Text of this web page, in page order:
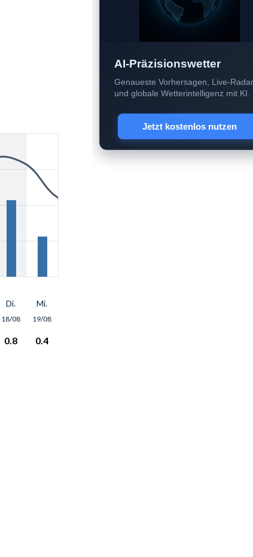
AI-Präzisionswetter
Genaueste Vorhersagen, Live-Radar
und globale Wetterintelligenz mit KI.
Jetzt kostenlos nutzen